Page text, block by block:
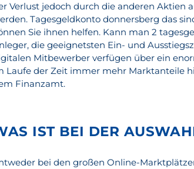
Verlust jedoch durch die anderen
Tagesgeldkonto donnersberg das
Sie ihnen helfen. Kann man 2
die geeignetsten Ein- und
Mitbewerber verfügen über ein
Laufe der Zeit immer mehr Marktanteile
Finanzamt.
IST BEI DER
bei den großen Online-